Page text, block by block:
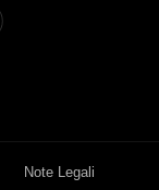
Note Legali